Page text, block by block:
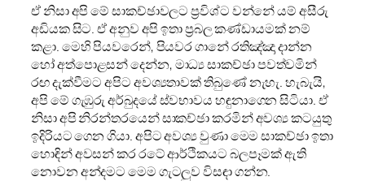
ඒ නිසා අපි මේ සාකච්ඡාවලට ප්‍රවිශ්ට වන්නේ යම් අසීරු
අඩියක සිට. ඒ අනුව අපි ඉතා ප්‍රබල කණ්ඩායමක් නම්
කළා. මෙහි පියවරෙන්, පියවර ගානේ රතිඤ්ඤා දාන්න
හෝ අත්පොළසන් දෙන්න, මාධ්‍ය සාකච්ඡා පවත්වමින්
රඟ දැක්වීමට අපිට අවශ්‍යතාවක් තිබුණේ නැහැ. හැබැයි,
අපි මේ ගැඹුරු අර්බුදයේ ස්වභාවය හඳුනාගෙන සිටියා. ඒ
නිසා අපි නිරන්තරයෙන් සාකච්ඡා කරමින් අවශ්‍ය කටයුතු
ඉදිරියට ගෙන ගියා. අපිට අවශ්‍ය වුණා මෙම සාකච්ඡා ඉතා
හොඳින් අවසන් කර රටේ ආර්ථිකයට බලපෑමක් ඇති
නොවන අන්දමට මෙම ගැටලුව විසඳා ගන්න.